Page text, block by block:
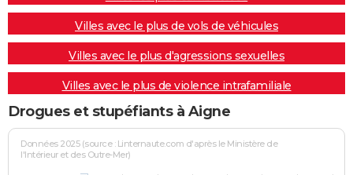
Villes avec le plus de vols de véhicules
Villes avec le plus d'agressions sexuelles
Villes avec le plus de violence intrafamiliale
Drogues et stupéfiants à Aigne
Données 2025 (source : Linternaute.com d'après le Ministère de
l'Intérieur et des Outre-Mer)